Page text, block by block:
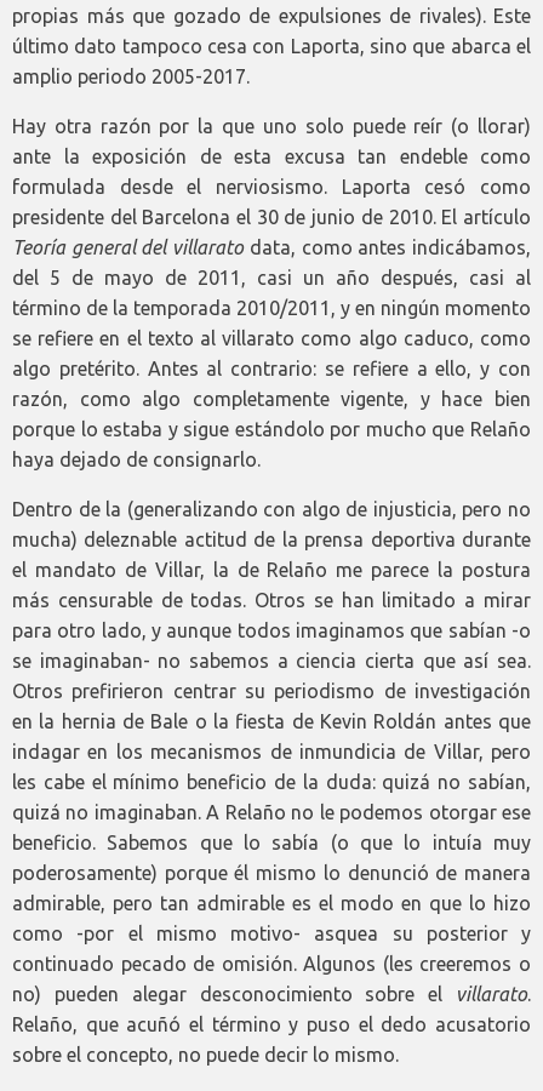
propias más que gozado de expulsiones de rivales). Este
último dato tampoco cesa con Laporta, sino que abarca el
amplio periodo 2005-2017.
Hay otra razón por la que uno solo puede reír (o llorar)
ante la exposición de esta excusa tan endeble como
formulada desde el nerviosismo. Laporta cesó como
presidente del Barcelona el 30 de junio de 2010. El artículo
Teoría general del villaratodata, como antes indicábamos,
del 5 de mayo de 2011, casi un año después, casi al
término de la temporada 2010/2011, y en ningún momento
se refiere en el texto al villarato como algo caduco, como
algo pretérito. Antes al contrario: se refiere a ello, y con
razón, como algo completamente vigente, y hace bien
porque lo estaba y sigue estándolo por mucho que Relaño
haya dejado de consignarlo.
Dentro de la (generalizando con algo de injusticia, pero no
mucha) deleznable actitud de la prensa deportiva durante
el mandato de Villar, la de Relaño me parece la postura
más censurable de todas. Otros se han limitado a mirar
para otro lado, y aunque todos imaginamos que sabían -o
se imaginaban- no sabemos a ciencia cierta que así sea.
Otros prefirieron centrar su periodismo de investigación
en la hernia de Bale o la fiesta de Kevin Roldán antes que
indagar en los mecanismos de inmundicia de Villar, pero
les cabe el mínimo beneficio de la duda: quizá no sabían,
quizá no imaginaban. A Relaño no le podemos otorgar ese
beneficio. Sabemos que lo sabía (o que lo intuía muy
poderosamente) porque él mismo lo denunció de manera
admirable, pero tan admirable es el modo en que lo hizo
como -por el mismo motivo- asquea su posterior y
continuado pecado de omisión. Algunos (les creeremos o
no) pueden alegar desconocimiento sobre el
villarato.
Relaño, que acuñó el término y puso el dedo acusatorio
sobre el concepto, no puede decir lo mismo.